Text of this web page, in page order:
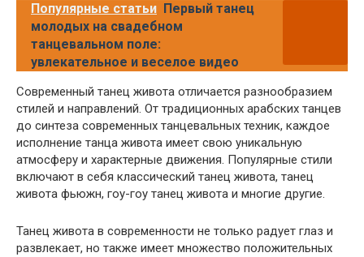
Популярные статьи Первый танец
молодых на свадебном
танцевальном поле:
увлекательное и веселое видео
Современный танец живота отличается разнообразием
стилей и направлений. От традиционных арабских танцев
до синтеза современных танцевальных техник, каждое
исполнение танца живота имеет свою уникальную
атмосферу и характерные движения. Популярные стили
включают в себя классический танец живота, танец
живота фьюжн, гоу-гоу танец живота и многие другие.
Танец живота в современности не только радует глаз и
развлекает, но также имеет множество положительных